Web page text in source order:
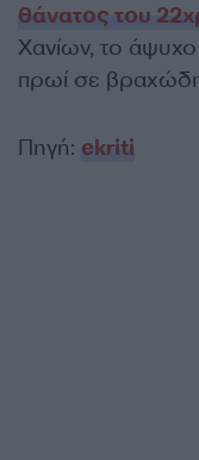
θάνατος του
Χανίων, το
πρωί σε
Πηγή: ekriti